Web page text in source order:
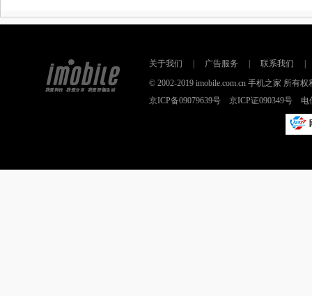
关于我们 广告服务 联系我们
© 2002-2019 imobile.com.cn 手机之家 所有
京ICP备09079639号 京ICP证090349号 电